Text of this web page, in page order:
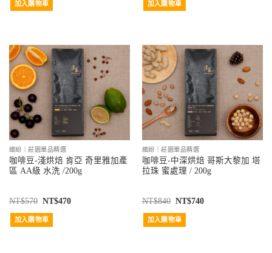
加入購物車 加入購物車
繽紛｜莊園單品精選
咖啡豆-淺烘焙 肯亞 奇里雅加產
區 AA級 水洗 /200g
NT$570 NT$470
加入購物車
繽紛｜莊園單品精選
咖啡豆-中深烘焙 哥斯大黎加 塔
拉珠 蜜處理 / 200g
NT$840 NT$740
加入購物車